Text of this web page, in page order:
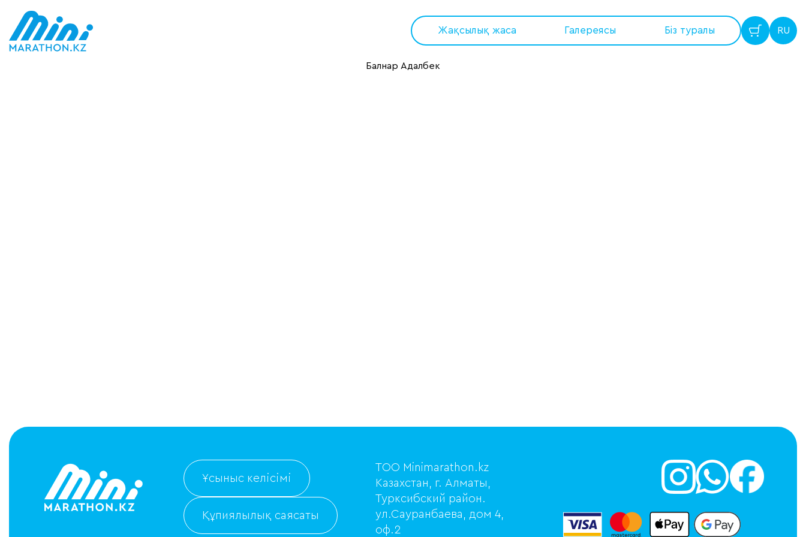
Жақсылық жаса Галереясы Бiз туралы RU
Балнар Адалбек
Ұсыныс келісімі
Құпиялылық саясаты
ТОО Minimarathon.kz
Казахстан, г. Алматы,
Турксибский район.
ул.Сауранбаева, дом 4,
оф.2